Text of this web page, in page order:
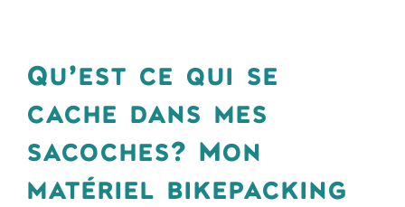
Qu’est ce qui se
cache dans mes
sacoches? Mon
matériel bikepacking